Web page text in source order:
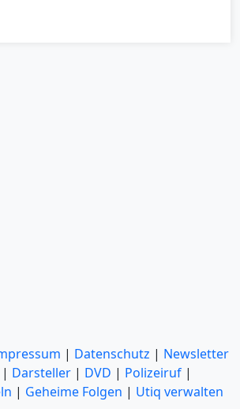
| Datenschutz | Newsletter
| Darsteller | DVD | Polizeiruf |
| Geheime Folgen | Utiq verwalten